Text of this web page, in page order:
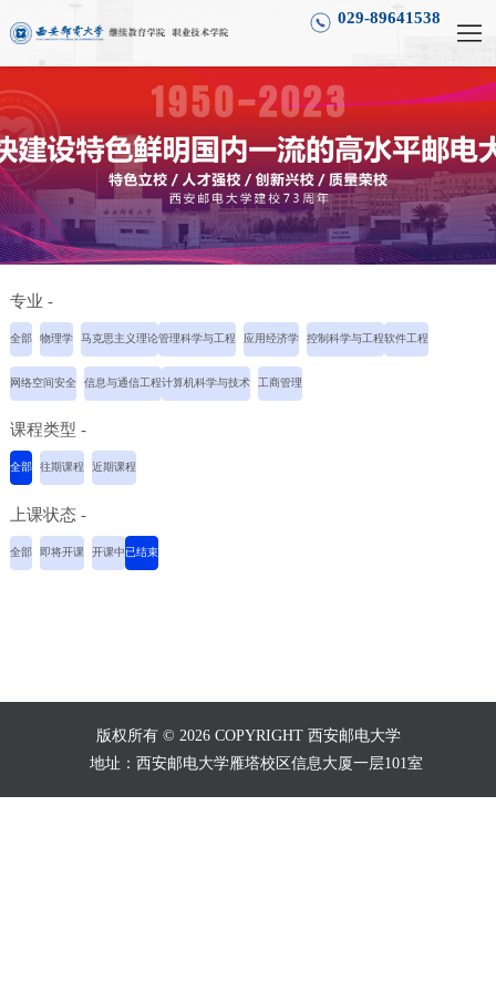
029-89641538
专业 -
全部 物理学 马克思主义理论管理科学与工程 应用经济学 控制科学与工程软件工程
网络空间安全 信息与通信工程计算机科学与技术 工商管理
课程类型 -
全部 往期课程 近期课程
上课状态 -
全部 即将开课 开课中已结束
版权所有 © 2026 COPYRIGHT 西安邮电大学
地址：西安邮电大学雁塔校区信息大厦一层101室